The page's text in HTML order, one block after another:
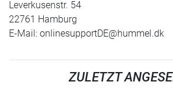
Leverkusenstr. 54
22761 Hamburg
E-Mail: onlinesupportDE@hummel.dk
ZULETZT